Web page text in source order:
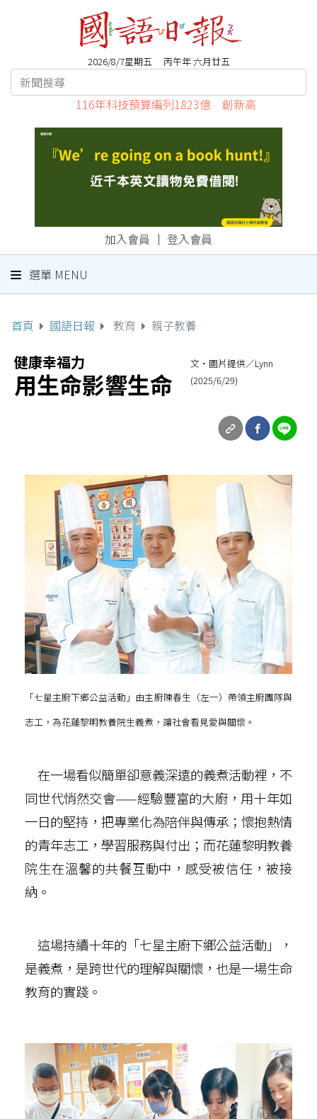
2026/8/7星期五 丙午年 六月廿五
116年科技預算編列1823億 創新高
加入會員 ｜ 登入會員
選單 MENU
首頁 國語日報 教育 親子教養
健康幸福力
用生命影響生命
文‧圖片提供／Lynn
(2025/6/29)
「七星主廚下鄉公益活動」由主廚陳春生（左一）帶領主廚團隊與
志工，為花蓮黎明教養院生義煮，讓社會看見愛與關懷。
在一場看似簡單卻意義深遠的義煮活動裡，不
同世代悄然交會——經驗豐富的大廚，用十年如
一日的堅持，把專業化為陪伴與傳承；懷抱熱情
的青年志工，學習服務與付出；而花蓮黎明教養
院生在溫馨的共餐互動中，感受被信任，被接
納。
這場持續十年的「七星主廚下鄉公益活動」，
是義煮，是跨世代的理解與關懷，也是一場生命
教育的實踐。